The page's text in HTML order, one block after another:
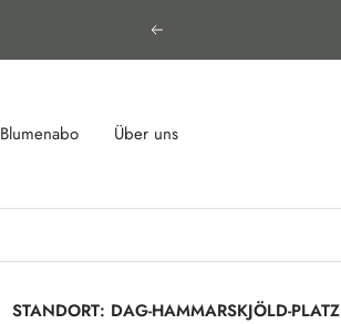
Vorherige
Blumenabo Über uns
STANDORT: DAG-HAMMARSKJÖLD-PLATZ